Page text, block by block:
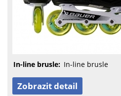
In-line brusle: In-line brusle
Zobrazit detail